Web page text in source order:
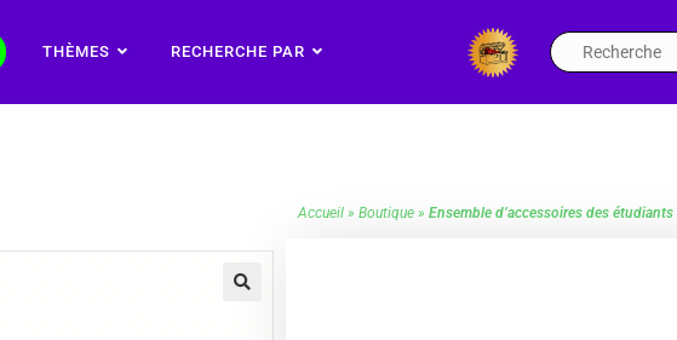
THÈMES RECHERCHE PAR
Accueil » Boutique » Ensemble d’accessoires des